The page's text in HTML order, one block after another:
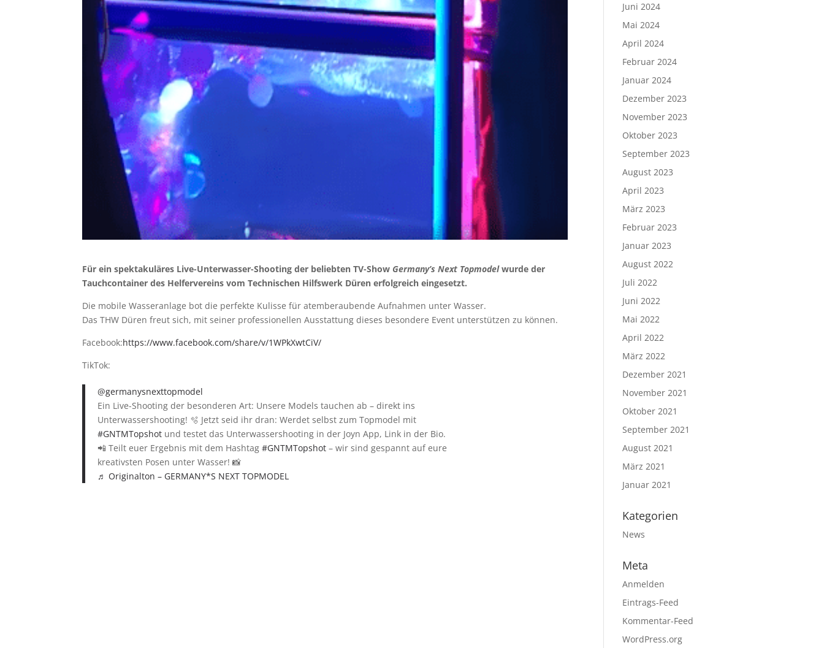
Für ein spektakuläres Live-Unterwasser-Shooting der beliebten TV-Show Germany’s Next Topmodelwurde der
Tauchcontainer des Helfervereins vom Technischen Hilfswerk Düren erfolgreich eingesetzt.
Die mobile Wasseranlage bot die perfekte Kulisse für atemberaubende Aufnahmen unter Wasser.
Das THW Düren freut sich, mit seiner professionellen Ausstattung dieses besondere Event unterstützen zu können.
Facebook:https://www.facebook.com/share/v/1WPkXwtCiV/
TikTok:
@germanysnexttopmodel
Ein Live-Shooting der besonderen Art: Unsere Models tauchen ab – direkt ins
Unterwassershooting! 🫧 Jetzt seid ihr dran: Werdet selbst zum Topmodel mit
#GNTMTopshot und testet das Unterwassershooting in der Joyn App, Link in der Bio.
📲 Teilt euer Ergebnis mit dem Hashtag#GNTMTopshot – wir sind gespannt auf eure
kreativsten Posen unter Wasser! 📸
♬ Originalton – GERMANY*S NEXT TOPMODEL
Juni 2024
Mai 2024
April 2024
Februar 2024
Januar 2024
Dezember 2023
November 2023
Oktober 2023
September 2023
August 2023
April 2023
März 2023
Februar 2023
Januar 2023
August 2022
Juli 2022
Juni 2022
Mai 2022
April 2022
März 2022
Dezember 2021
November 2021
Oktober 2021
September 2021
August 2021
März 2021
Januar 2021
Kategorien
News
Meta
Anmelden
Eintrags-Feed
Kommentar-Feed
WordPress.org